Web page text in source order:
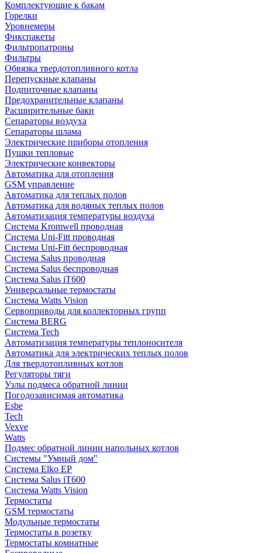
Комплектующие к бакам
Горелки
Уровнемеры
Фикспакеты
Фильтропатроны
Фильтры
Обвязка твердотопливного котла
Перепускные клапаны
Подпиточные клапаны
Предохранительные клапаны
Расширительные баки
Сепараторы воздуха
Сепараторы шлама
Электрические приборы отопления
Пушки тепловые
Электрические конвекторы
Автоматика для отопления
GSM управление
Автоматика для теплых полов
Автоматика для водяных теплых полов
Автоматизация температуры воздуха
Система Kromwell проводная
Система Uni-Fitt проводная
Система Uni-Fitt беспроводная
Система Salus проводная
Система Salus беспроводная
Система Salus iT600
Универсальные термостаты
Система Watts Vision
Сервоприводы для коллекторных групп
Система BERG
Система Tech
Автоматизация температуры теплоносителя
Автоматика для электрических теплых полов
Для твердотопливных котлов
Регуляторы тяги
Узлы подмеса обратной линии
Погодозависимая автоматика
Esbe
Tech
Vexve
Watts
Подмес обратной линии напольных котлов
Системы "Умный дом"
Система Elko EP
Система Salus iT600
Система Watts Vision
Термостаты
GSM термостаты
Модульные термостаты
Термостаты в розетку
Термостаты комнатные